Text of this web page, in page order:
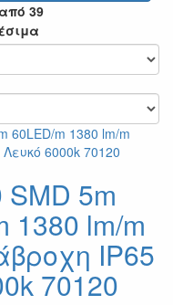
39
5m
1380 lm/m
IP65
70120